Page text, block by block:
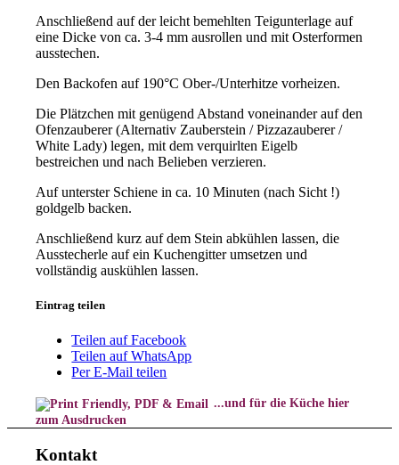
Anschließend auf der leicht bemehlten Teigunterlage auf
eine Dicke von ca. 3-4 mm ausrollen und mit Osterformen
ausstechen.
Den Backofen auf 190°C Ober-/Unterhitze vorheizen.
Die Plätzchen mit genügend Abstand voneinander auf den
Ofenzauberer (Alternativ Zauberstein / Pizzazauberer /
White Lady) legen, mit dem verquirlten Eigelb
bestreichen und nach Belieben verzieren.
Auf unterster Schiene in ca. 10 Minuten (nach Sicht !)
goldgelb backen.
Anschließend kurz auf dem Stein abkühlen lassen, die
Ausstecherle auf ein Kuchengitter umsetzen und
vollständig auskühlen lassen.
Eintrag teilen
Teilen auf Facebook
Teilen auf WhatsApp
Per E-Mail teilen
...und für die Küche hier
zum Ausdrucken
Kontakt